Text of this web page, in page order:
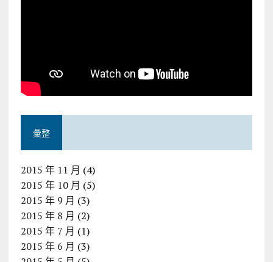
彙整
2015 年 11 月 (4)
2015 年 10 月 (5)
2015 年 9 月 (3)
2015 年 8 月 (2)
2015 年 7 月 (1)
2015 年 6 月 (3)